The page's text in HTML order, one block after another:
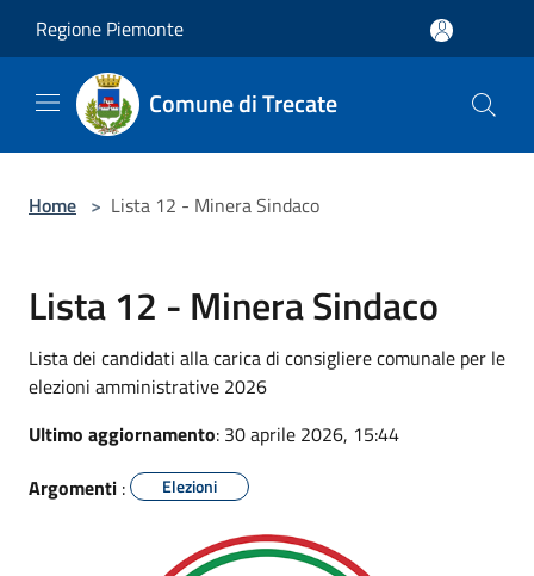
Regione Piemonte
Comune di Trecate
Home > Lista 12 - Minera Sindaco
Lista 12 - Minera Sindaco
Lista dei candidati alla carica di consigliere comunale per le
elezioni amministrative 2026
Ultimo aggiornamento: 30 aprile 2026, 15:44
Argomenti : Elezioni